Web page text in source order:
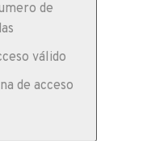
de
válido
de acceso